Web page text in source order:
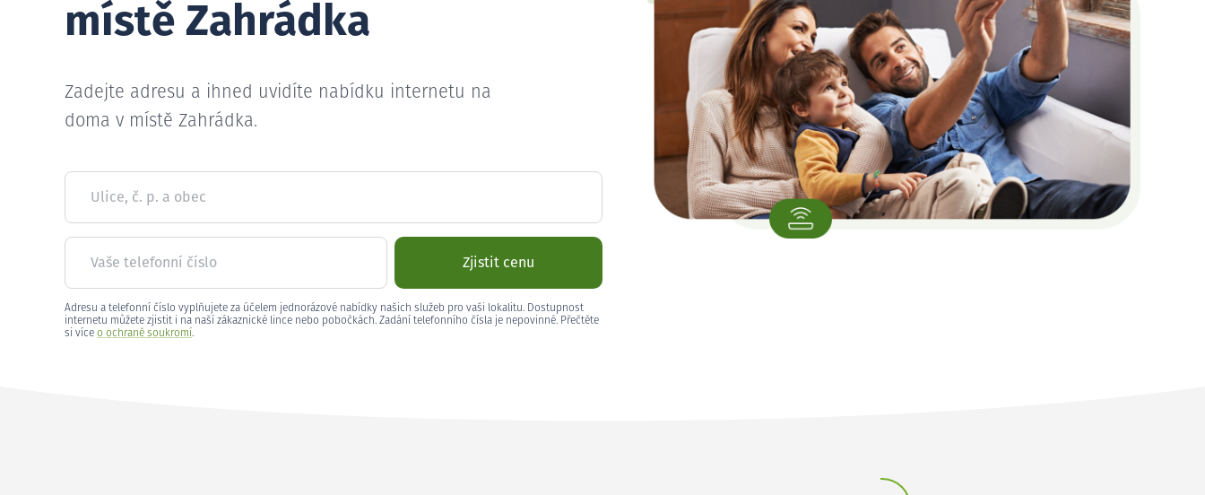
místě Zahrádka
Zadejte adresu a ihned uvidíte nabídku internetu na
doma v místě Zahrádka.
Ulice, č. p. a obec
Vaše telefonní číslo Zjistit cenu
Adresu a telefonní číslo vyplňujete za účelem jednorázové nabídky našich služeb pro vaši lokalitu. Dostupnost
internetu můžete zjistit i na naší zákaznické lince nebo pobočkách. Zadání telefonního čísla je nepovinné. Přečtěte
si více o ochraně soukromí.